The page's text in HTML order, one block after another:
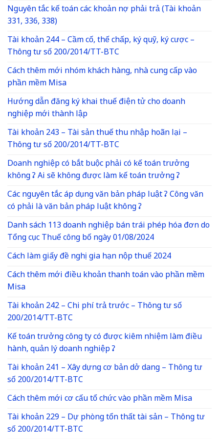
Nguyên tắc kế toán các khoản nợ phải trả (Tài khoản
331, 336, 338)
Tài khoản 244 – Cầm cố, thế chấp, ký quỹ, ký cược –
Thông tư số 200/2014/TT-BTC
Cách thêm mới nhóm khách hàng, nhà cung cấp vào
phần mềm Misa
Hướng dẫn đăng ký khai thuế điện tử cho doanh
nghiệp mới thành lập
Tài khoản 243 – Tài sản thuế thu nhập hoãn lại –
Thông tư số 200/2014/TT-BTC
Doanh nghiệp có bắt buộc phải có kế toán trưởng
không ? Ai sẽ không được làm kế toán trưởng ?
Các nguyên tắc áp dụng văn bản pháp luật ? Công văn
có phải là văn bản pháp luật không ?
Danh sách 113 doanh nghiệp bán trái phép hóa đơn do
Tổng cục Thuế công bố ngày 01/08/2024
Cách làm giấy đề nghị gia hạn nộp thuế 2024
Cách thêm mới điều khoản thanh toán vào phần mềm
Misa
Tài khoản 242 – Chi phí trả trước – Thông tư số
200/2014/TT-BTC
Kế toán trưởng công ty có được kiêm nhiệm làm điều
hành, quản lý doanh nghiệp ?
Tài khoản 241 – Xây dựng cơ bản dở dang – Thông tư
số 200/2014/TT-BTC
Cách thêm mới cơ cấu tổ chức vào phần mềm Misa
Tài khoản 229 – Dự phòng tổn thất tài sản – Thông tư
số 200/2014/TT-BTC